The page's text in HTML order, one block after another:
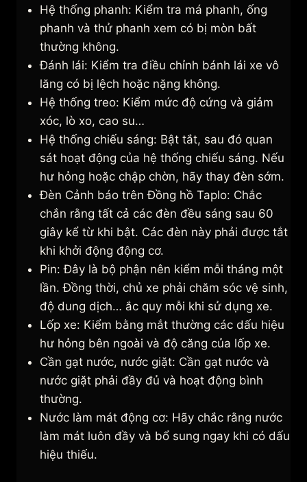
Hệ thống phanh: Kiểm tra má phanh, ống
phanh và thử phanh xem có bị mòn bất
thường không.
Đánh lái: Kiểm tra điều chỉnh bánh lái xe vô
lăng có bị lệch hoặc nặng không.
Hệ thống treo: Kiểm mức độ cứng và giảm
xóc, lò xo, cao su…
Hệ thống chiếu sáng: Bật tắt, sau đó quan
sát hoạt động của hệ thống chiếu sáng. Nếu
hư hỏng hoặc chập chờn, hãy thay đèn sớm.
Đèn Cảnh báo trên Đồng hồ Taplo: Chắc
chắn rằng tất cả các đèn đều sáng sau 60
giây kể từ khi bật. Các đèn này phải được tắt
khi khởi động động cơ.
Pin: Đây là bộ phận nên kiểm mỗi tháng một
lần. Đồng thời, chủ xe phải chăm sóc vệ sinh,
độ dung dịch… ắc quy mỗi khi sử dụng xe.
Lốp xe: Kiểm bằng mắt thường các dấu hiệu
hư hỏng bên ngoài và độ căng của lốp xe.
Cần gạt nước, nước giặt: Cần gạt nước và
nước giặt phải đầy đủ và hoạt động bình
thường.
Nước làm mát động cơ: Hãy chắc rằng nước
làm mát luôn đầy và bổ sung ngay khi có dấu
hiệu thiếu.